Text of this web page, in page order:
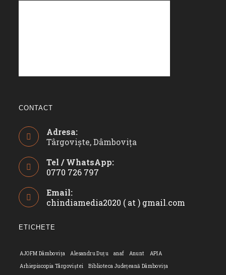
CONTACT
Adresa:
Târgoviște, Dâmbovița
Tel / WhatsApp:
0770 726 797
in
your
Email:
chindiamedia2020 ( at ) gmail.com
ETICHETE
AJOFM Dâmbovița Alesandru Duțu anaf Anunt
APIA
Arhiepiscopia Târgoviștei
Biblioteca Județeană Dâmbovița